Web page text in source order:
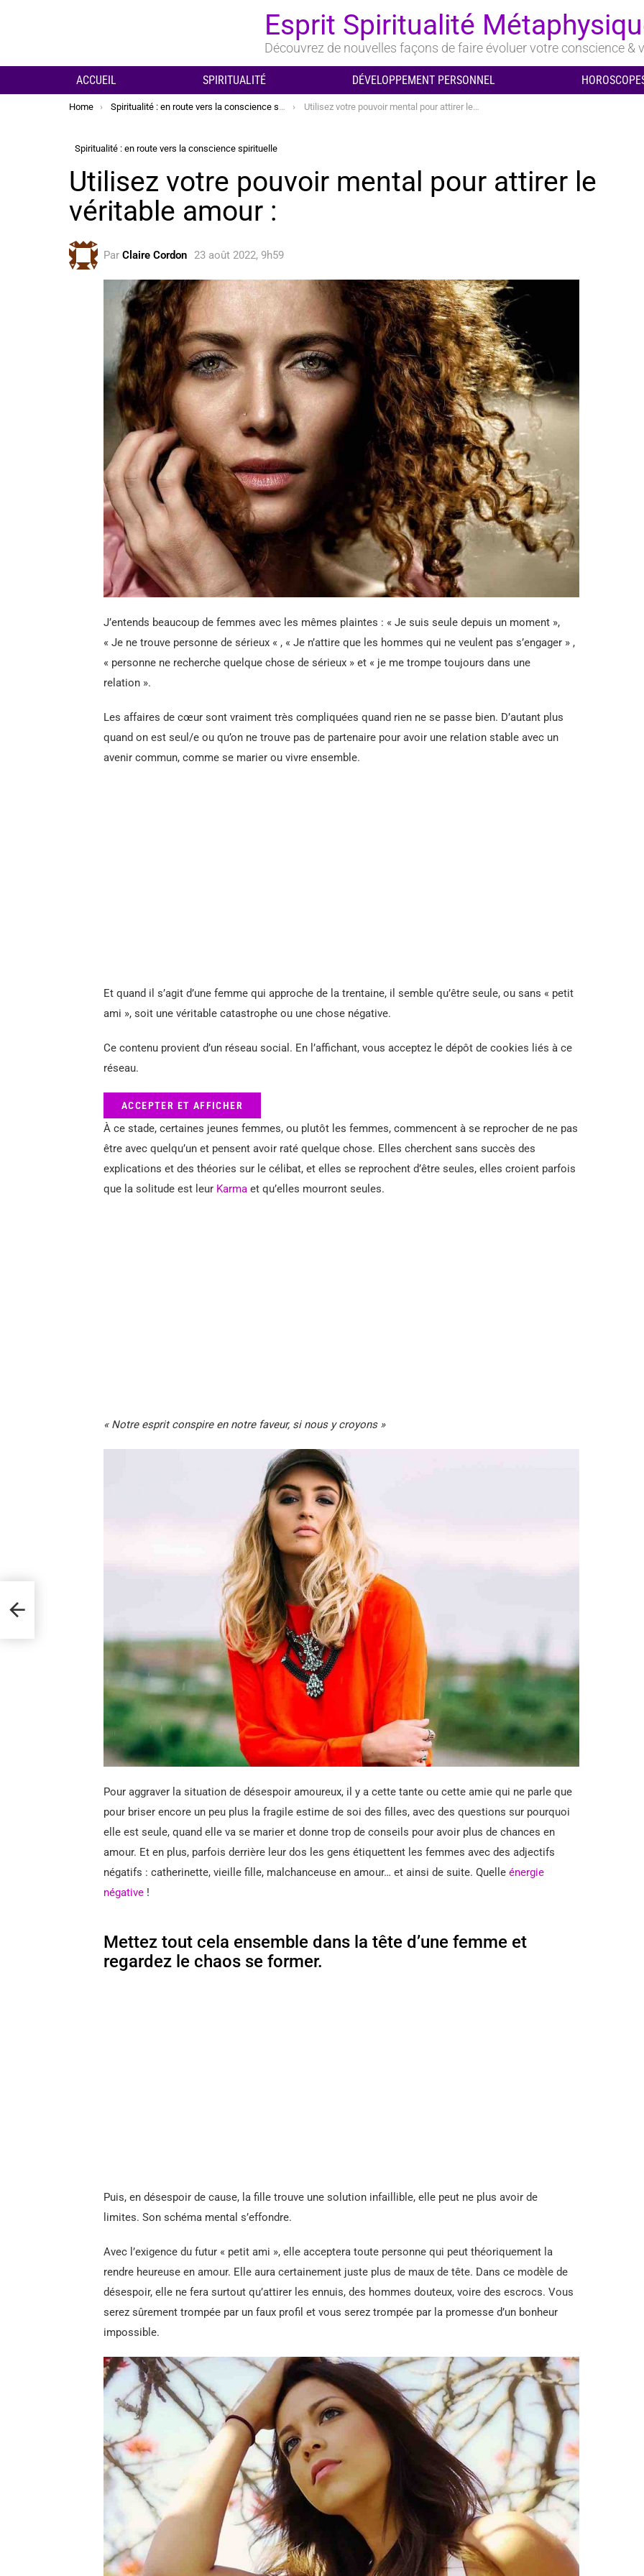
Esprit Spiritualité
Découvrez de nouvelles façons de faire évoluer votre conscience &
ACCUEIL SPIRITUALITÉ DÉVELOPPEMENT PERSONNEL
You are here:
Home Spiritualité : en route vers la conscience spirituelle Utilisez votre pouvoir mental pour attirer le véritable amour :
Spiritualité : en route vers la conscience spirituelle
Utilisez votre pouvoir mental pour attirer le
véritable amour :
Par Claire Cordon 23 août 2022, 9h59
J’entends beaucoup de femmes avec les mêmes plaintes : « Je suis seule depuis un moment »,
« Je ne trouve personne de sérieux « , « Je n’attire que les hommes qui ne veulent pas s’engager » ,
« personne ne recherche quelque chose de sérieux » et « je me trompe toujours dans une
relation ».
Les affaires de cœur sont vraiment très compliquées quand rien ne se passe bien. D’autant plus
quand on est seul/e ou qu’on ne trouve pas de partenaire pour avoir une relation stable avec un
avenir commun, comme se marier ou vivre ensemble.
Et quand il s’agit d’une femme qui approche de la trentaine, il semble qu’être seule, ou sans « petit
ami », soit une véritable catastrophe ou une chose négative.
Ce contenu provient d’un réseau social. En l’affichant, vous acceptez le dépôt de cookies liés à ce
réseau.
ACCEPTER ET AFFICHER
À ce stade, certaines jeunes femmes, ou plutôt les femmes, commencent à se reprocher de ne pas
être avec quelqu’un et pensent avoir raté quelque chose. Elles cherchent sans succès des
explications et des théories sur le célibat, et elles se reprochent d’être seules, elles croient parfois
que la solitude est leur Karma et qu’elles mourront seules.
« Notre esprit conspire en notre faveur, si nous y croyons »
Pour aggraver la situation de désespoir amoureux, il y a cette tante ou cette amie qui ne parle que
pour briser encore un peu plus la fragile estime de soi des filles, avec des questions sur pourquoi
elle est seule, quand elle va se marier et donne trop de conseils pour avoir plus de chances en
amour. Et en plus, parfois derrière leur dos les gens étiquettent les femmes avec des adjectifs
négatifs : catherinette, vieille fille, malchanceuse en amour… et ainsi de suite. Quelle énergie
négative !
Mettez tout cela ensemble dans la tête d’une femme et
regardez le chaos se former.
Puis, en désespoir de cause, la fille trouve une solution infaillible, elle peut ne plus avoir de
limites. Son schéma mental s’effondre.
Avec l’exigence du futur « petit ami », elle acceptera toute personne qui peut théoriquement la
rendre heureuse en amour. Elle aura certainement juste plus de maux de tête. Dans ce modèle de
désespoir, elle ne fera surtout qu’attirer les ennuis, des hommes douteux, voire des escrocs. Vous
serez sûrement trompée par un faux profil et vous serez trompée par la promesse d’un bonheur
impossible.